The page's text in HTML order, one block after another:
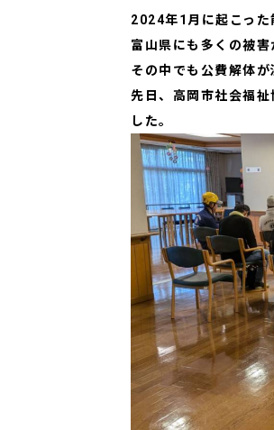
2024年1月に起こった
富山県にも多くの被害
その中でも公費解体
先日、高岡市社会福
した。